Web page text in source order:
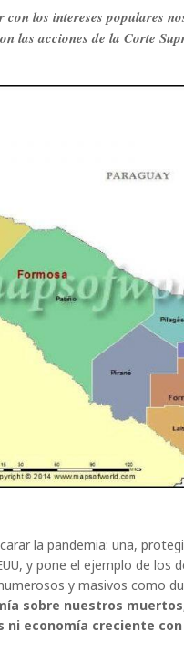
con los intereses populares
las acciones de la Corte
la pandemia: una,
y pone el ejemplo de los
y masivos como
sobre nuestros
economía creciente